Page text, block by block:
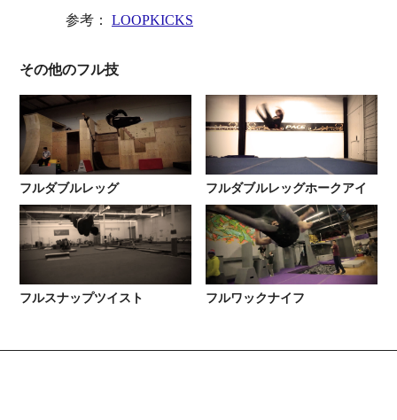
参考：
LOOPKICKS
その他のフル技
フルダブルレッグ フルダブルレッグホークアイ
フルスナップツイスト フルワックナイフ